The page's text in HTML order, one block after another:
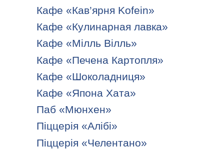
Кафе «Кав’ярня Kofein»
Кафе «Кулинарная лавка»
Кафе «Мілль Вілль»
Кафе «Печена Картопля»
Кафе «Шоколадниця»
Кафе «Япона Хата»
Паб «Мюнхен»
Піццерія «Алібі»
Піццерія «Челентано»